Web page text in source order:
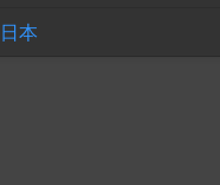
日本